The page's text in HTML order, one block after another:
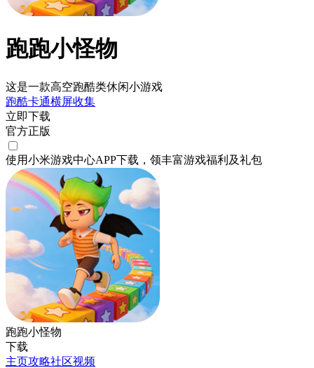
跑跑小怪物
这是一款高空跑酷类休闲小游戏
跑酷卡通横屏收集
立即下载
官方正版
使用小米游戏中心APP下载 ，领丰富游戏福利 及礼包
跑跑小怪物
下载
主页攻略社区视频